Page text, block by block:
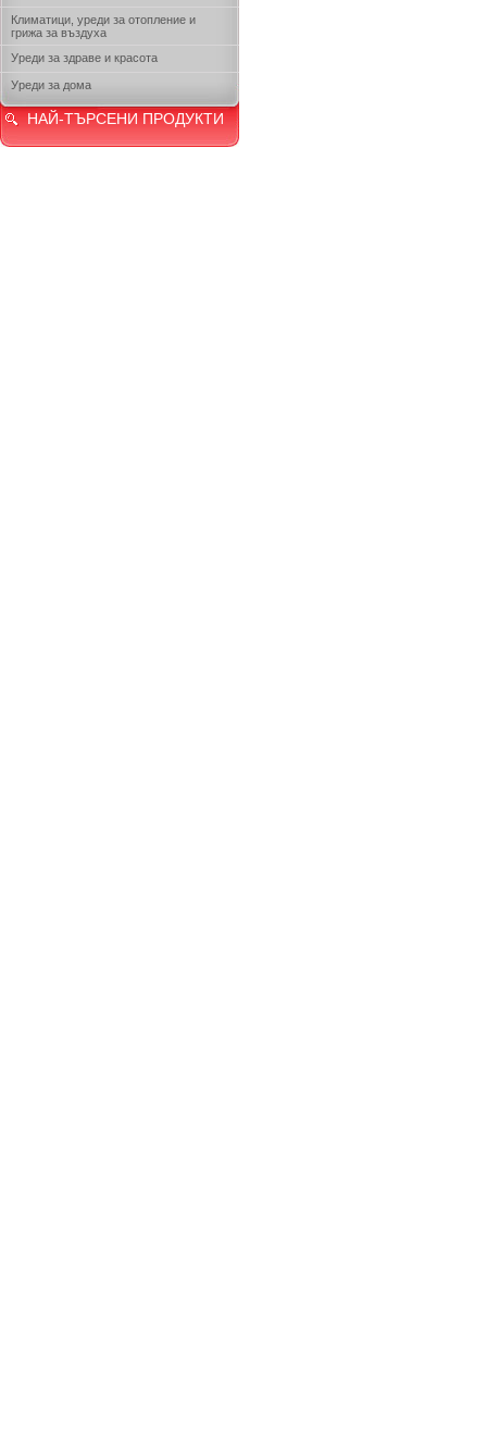
Климатици, уреди за отопление и
грижа за въздуха
Уреди за здраве и красота
Уреди за дома
НАЙ-ТЪРСЕНИ ПРОДУКТИ